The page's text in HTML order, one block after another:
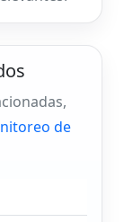
de